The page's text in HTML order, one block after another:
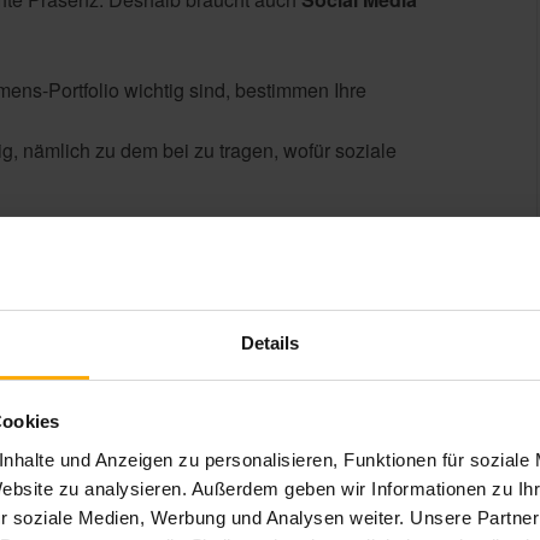
Details
und Anzeigen zu personalisieren, Funktionen für soziale
zu analysieren. Außerdem geben wir Informationen zu
soziale Medien, Werbung und Analysen weiter. Unsere
Portfolio wichtig sind, bestimmen Ihre
nämlich zu dem bei zu tragen, wofür soziale
aber nur bei Aspekten und
fanden. Andere Themenvorschläge sind für
Personas aus.
Blogs oder Ihrer Webpräsenz.
als Post die Aufmerksamkeit von Interessenten